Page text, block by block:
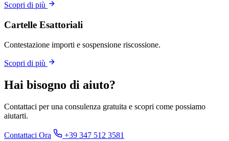
Scopri di più
Cartelle Esattoriali
Contestazione importi e sospensione riscossione.
Scopri di più
Hai bisogno di aiuto?
Contattaci per una consulenza gratuita e scopri come possiamo
aiutarti.
Contattaci Ora +39 347 512 3581